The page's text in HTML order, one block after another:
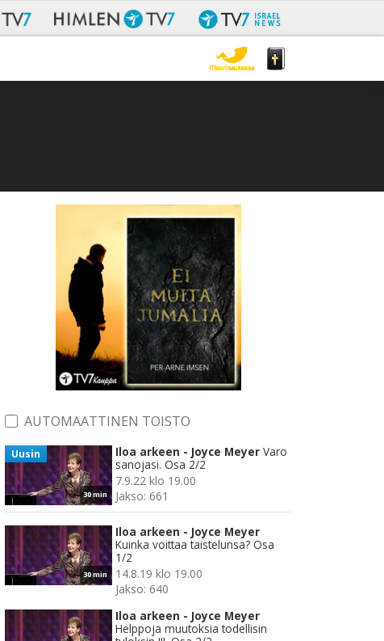
AUTOMAATTINEN TOISTO
30 min
Uusin Iloa arkeen - Joyce Meyer Varo
sanojasi. Osa 2/2
7.9.22 klo 19.00
Jakso: 661
30 min
Iloa arkeen - Joyce Meyer
Kuinka voittaa taistelunsa? Osa
1/2
14.8.19 klo 19.00
Jakso: 640
Iloa arkeen - Joyce Meyer
Helppoja muutoksia todellisin